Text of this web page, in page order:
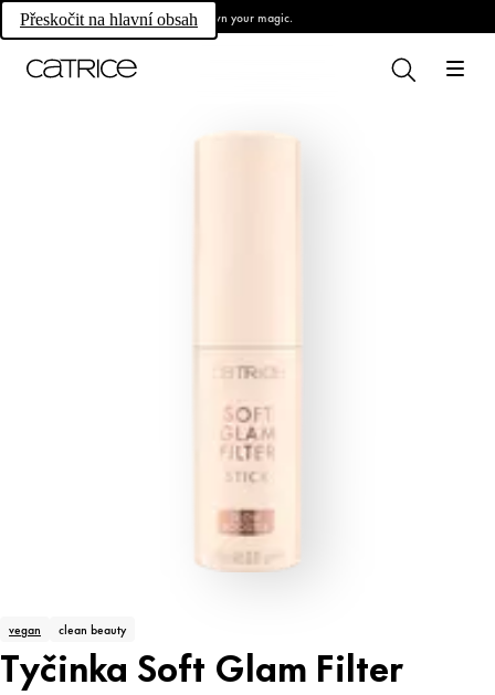
Přeskočit na hlavní obsah Own your magic.
vegan clean beauty
Tyčinka Soft Glam Filter